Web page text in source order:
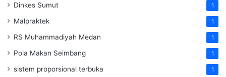
Dinkes Sumut 1
Malpraktek 1
RS Muhammadiyah Medan 1
Pola Makan Seimbang 1
sistem proporsional terbuka 1